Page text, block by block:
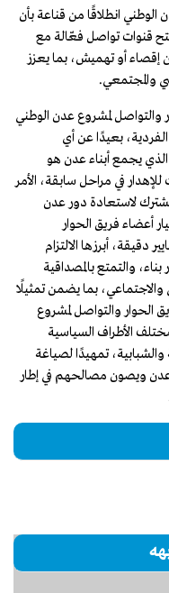
الوطني انطلاقًا من قناعة بأن
قنوات تواصل فعّالة مع
إقصاء أو تهميش، بما يعزز
والمجتمعي.
والتواصل لمشروع عدن الوطني
بعيدًا عن أي
يجمع أبناء عدن هو
في مراحل سابقة، الأمر
لاستعادة دور عدن
أعضاء فريق الحوار
أبرزها الالتزام
والتمتع بالمصداقية
والاجتماعي، بما يضمن تمثيلًا
الحوار والتواصل لمشروع
الأطراف السياسية
والشبابية، تمهيدًا لصياغة
ويصون مصالحهم في إطار